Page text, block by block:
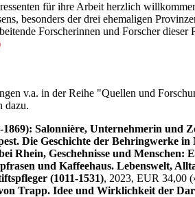
für ihre Arbeit herzlich
besonders der drei ehemaligen
Forscherinnen und Forscher dieser
v.a. in der Reihe "Quellen und
dazu.
Salonnière, Unternehmerin und
Die Geschichte der Behringwerke
Rhein, Geschehnisse und Menschen:
und Kaffeehaus. Lebenswelt,
(1011-1531), 2023, EUR 34,00
Trapp. Idee und Wirklichkeit der